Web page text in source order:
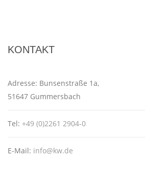
KONTAKT
Adresse: Bunsenstraße 1a,
51647 Gummersbach
Tel: +49 (0)2261 2904-0
E-Mail: info@kw.de